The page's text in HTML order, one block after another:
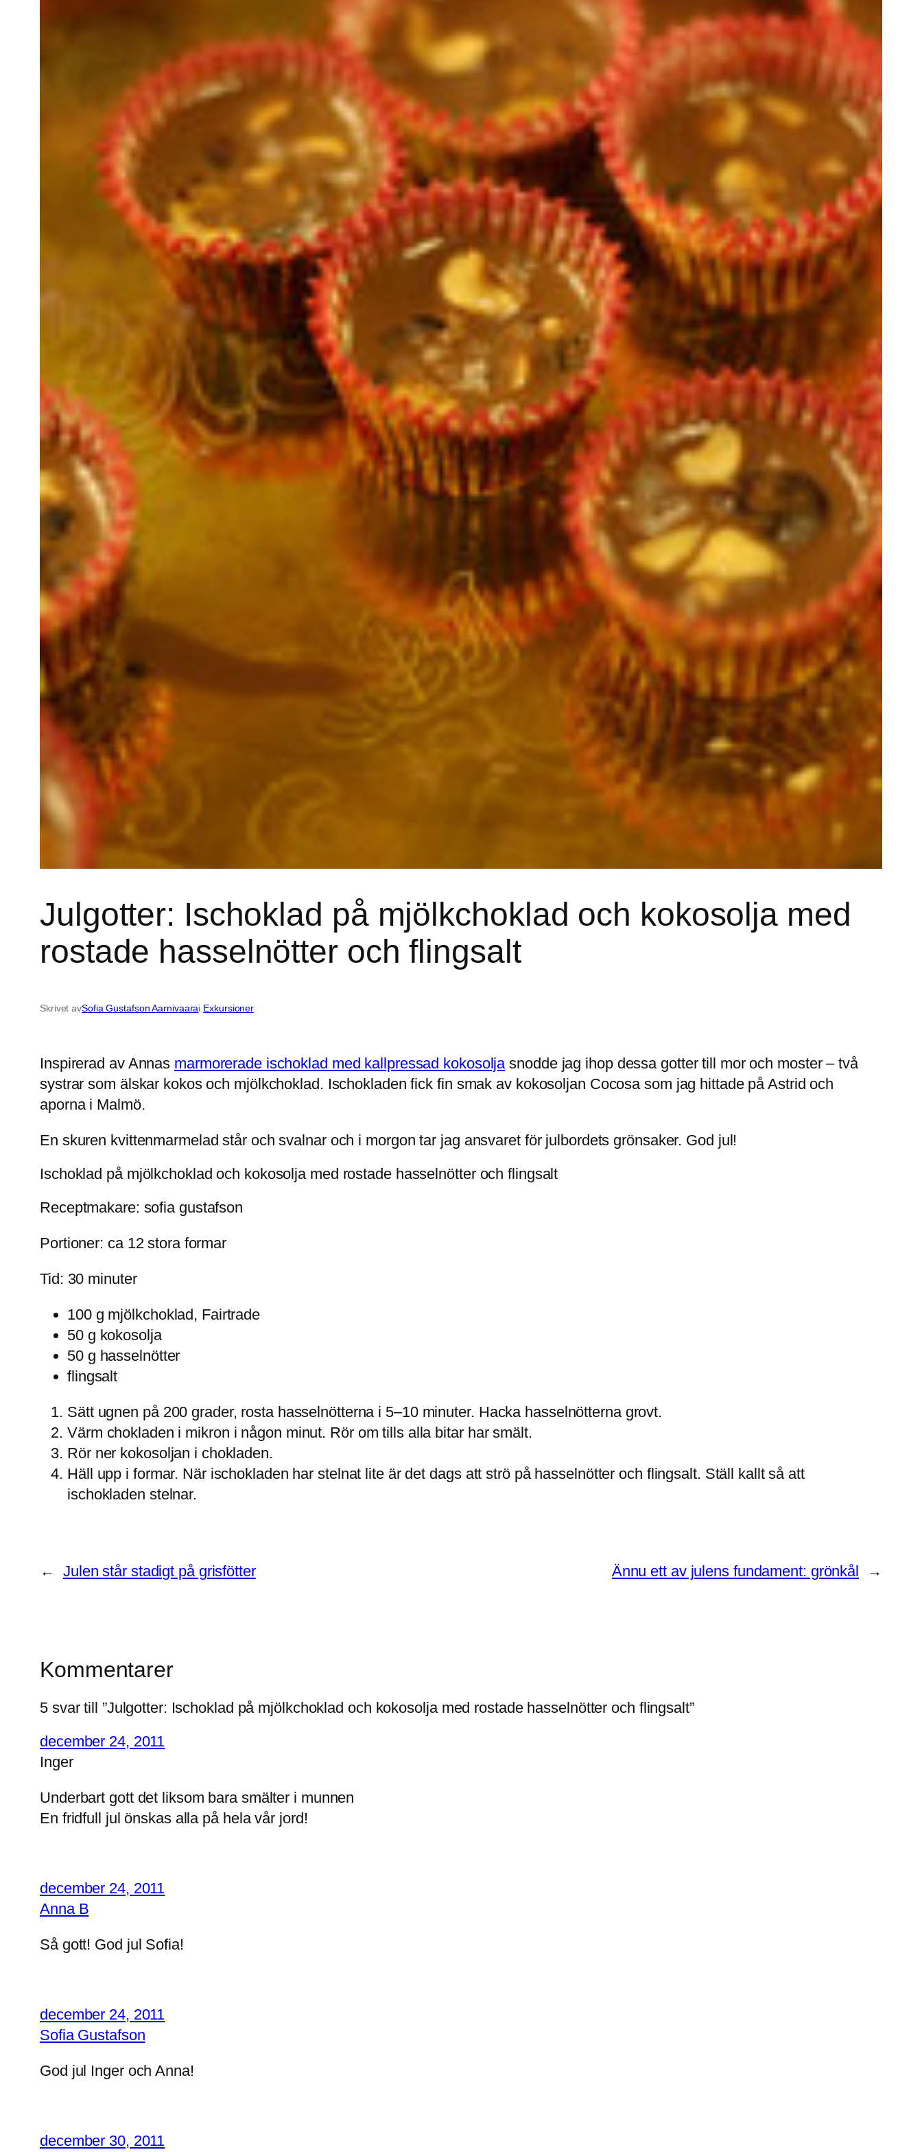
Julgotter: Ischoklad på mjölkchoklad och kokosolja med
rostade hasselnötter och flingsalt
Skrivet avSofia Gustafson Aarnivaarai Exkursioner
Inspirerad av Annas marmorerade ischoklad med kallpressad kokosolja snodde jag ihop dessa gotter till mor och moster – två
systrar som älskar kokos och mjölkchoklad. Ischokladen fick fin smak av kokosoljan Cocosa som jag hittade på Astrid och
aporna i Malmö.
En skuren kvittenmarmelad står och svalnar och i morgon tar jag ansvaret för julbordets grönsaker. God jul!
Ischoklad på mjölkchoklad och kokosolja med rostade hasselnötter och flingsalt
Receptmakare: sofia gustafson
Portioner: ca 12 stora formar
Tid: 30 minuter
100 g mjölkchoklad, Fairtrade
50 g kokosolja
50 g hasselnötter
flingsalt
Sätt ugnen på 200 grader, rosta hasselnötterna i 5–10 minuter. Hacka hasselnötterna grovt.
Värm chokladen i mikron i någon minut. Rör om tills alla bitar har smält.
Rör ner kokosoljan i chokladen.
Häll upp i formar. När ischokladen har stelnat lite är det dags att strö på hasselnötter och flingsalt. Ställ kallt så att
ischokladen stelnar.
← Julen står stadigt på grisfötter Ännu ett av julens fundament: grönkål →
Kommentarer
5 svar till ”Julgotter: Ischoklad på mjölkchoklad och kokosolja med rostade hasselnötter och flingsalt”
december 24, 2011
Inger
Underbart gott det liksom bara smälter i munnen
En fridfull jul önskas alla på hela vår jord!
december 24, 2011
Anna B
Så gott! God jul Sofia!
december 24, 2011
Sofia Gustafson
God jul Inger och Anna!
december 30, 2011